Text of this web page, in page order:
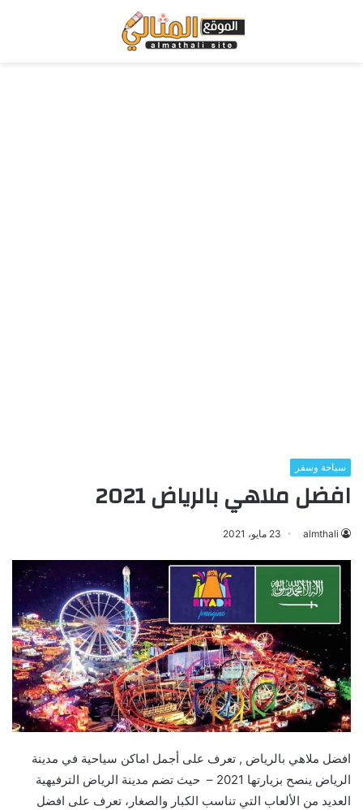
سياحة وسفر
افضل ملاهي بالرياض 2021
almthali 23 مايو، 2021
افضل ملاهي بالرياض , تعرف على أجمل اماكن سياحية في مدينة
الرياض ينصح بزيارتها 2021 – حيث تضم مدينة الرياض الترفيهية
العديد من الألعاب التي تناسب الكبار والصغار، تعرف على افضل